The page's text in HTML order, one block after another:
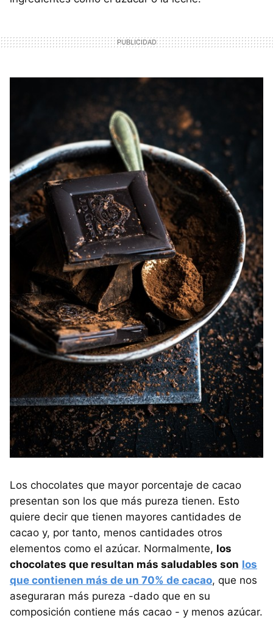
Los chocolates que mayor porcentaje de cacao
presentan son los que más pureza tienen. Esto
quiere decir que tienen mayores cantidades de
cacao y, por tanto, menos cantidades otros
elementos como el azúcar. Normalmente, los
chocolates que resultan más saludables son los
que contienen más de un 70% de cacao, que nos
aseguraran más pureza -dado que en su
composición contiene más cacao - y menos azúcar.